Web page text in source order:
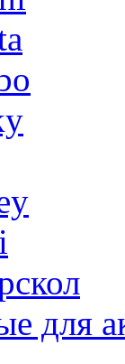
для